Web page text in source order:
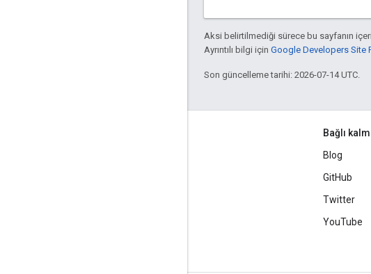
Aksi belirtilmediği sürece bu sayfanın
Ayrıntılı bilgi için Google Developers Site
Son güncelleme tarihi: 2026-07-14 UTC.
Bağlı
Blog
GitHub
Twitter
YouTube